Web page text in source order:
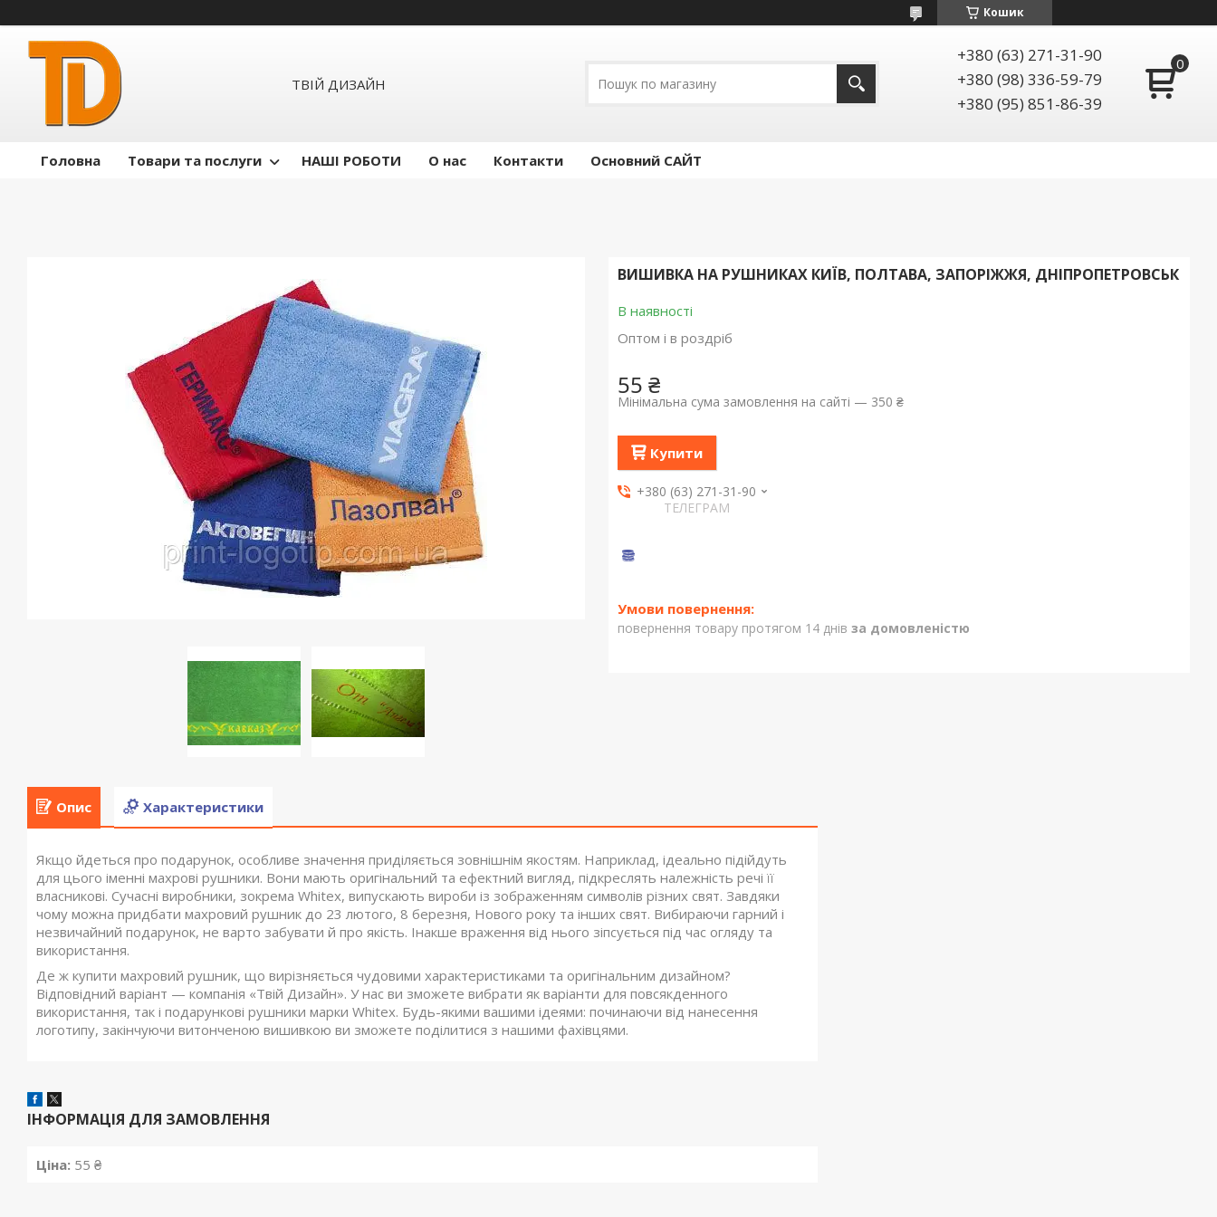
Кошик
ТВІЙ ДИЗАЙН
+380 (63) 271-31-90
+380 (98) 336-59-79
+380 (95) 851-86-39
Головна Товари та послуги НАШІ РОБОТИ О нас Контакти Основний САЙТ
ВИШИВКА НА РУШНИКАХ КИЇВ, ПОЛТАВА, ЗАПОРІЖЖЯ, ДНІПРОПЕТРОВСЬК
В наявності
Оптом і в роздріб
55 ₴
Мінімальна сума замовлення на сайті — 350 ₴
Купити
+380 (63) 271-31-90
ТЕЛЕГРАМ
повернення товару протягом 14 днів за домовленістю
Опис Характеристики
Якщо йдеться про подарунок, особливе значення приділяється зовнішнім якостям. Наприклад, ідеально підійдуть
для цього іменні махрові рушники. Вони мають оригінальний та ефектний вигляд, підкреслять належність речі її
власникові. Сучасні виробники, зокрема Whitex, випускають вироби із зображенням символів різних свят. Завдяки
чому можна придбати махровий рушник до 23 лютого, 8 березня, Нового року та інших свят. Вибираючи гарний і
незвичайний подарунок, не варто забувати й про якість. Інакше враження від нього зіпсується під час огляду та
використання.
Де ж купити махровий рушник, що вирізняється чудовими характеристиками та оригінальним дизайном?
Відповідний варіант — компанія «Твій Дизайн». У нас ви зможете вибрати як варіанти для повсякденного
використання, так і подарункові рушники марки Whitex. Будь-якими вашими ідеями: починаючи від нанесення
логотипу, закінчуючи витонченою вишивкою ви зможете поділитися з нашими фахівцями.
ІНФОРМАЦІЯ ДЛЯ ЗАМОВЛЕННЯ
Ціна: 55 ₴